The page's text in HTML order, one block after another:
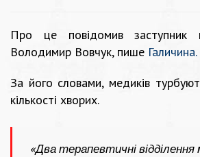
Про це повідомив заступник
Володимир Вовчук, пише Галичина.
За його словами, медиків
кількості хворих.
«Два терапевтичні відділення